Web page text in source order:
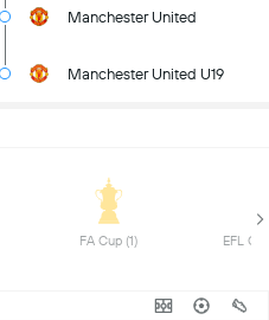
Manchester United
Manchester United U19